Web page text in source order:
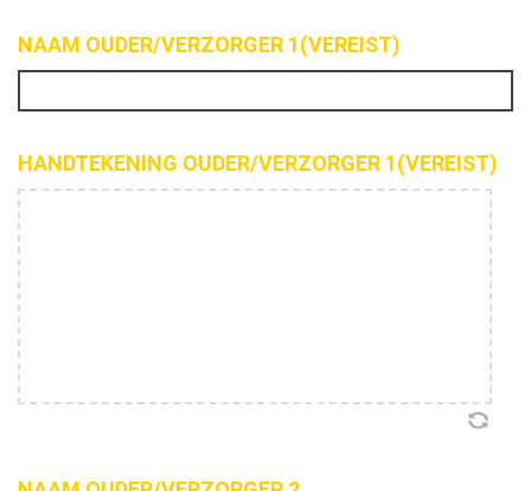
MM
JJJJ
NAAM OUDER/VERZORGER 1(VEREIST)
HANDTEKENING OUDER/VERZORGER 1(VEREIST)